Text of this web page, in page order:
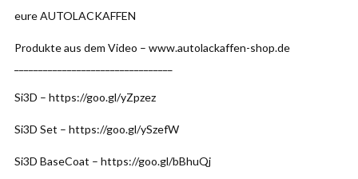
eure AUTOLACKAFFEN
Produkte aus dem Video – www.autolackaffen-shop.de
Si3D – https://goo.gl/yZpzez
Si3D Set – https://goo.gl/ySzefW
Si3D BaseCoat – https://goo.gl/bBhuQj